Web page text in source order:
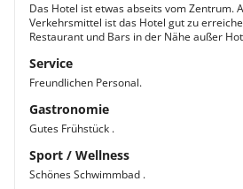
Das Hotel ist etwas abseits vom Zentrum.
Verkehrsmittel ist das Hotel gut zu
Restaurant und Bars in der Nähe außer
Service
Freundlichen Personal.
Gastronomie
Gutes Frühstück .
Sport / Wellness
Schönes Schwimmbad .